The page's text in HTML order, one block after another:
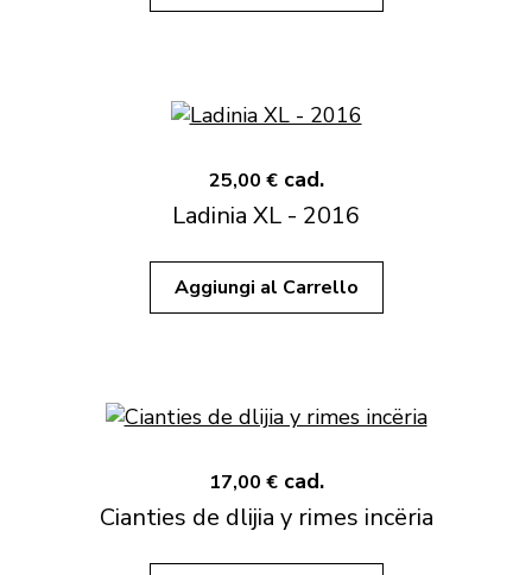
25,00 € cad.
Ladinia XL - 2016
Aggiungi al Carrello
17,00 € cad.
Cianties de dlijia y rimes incëria